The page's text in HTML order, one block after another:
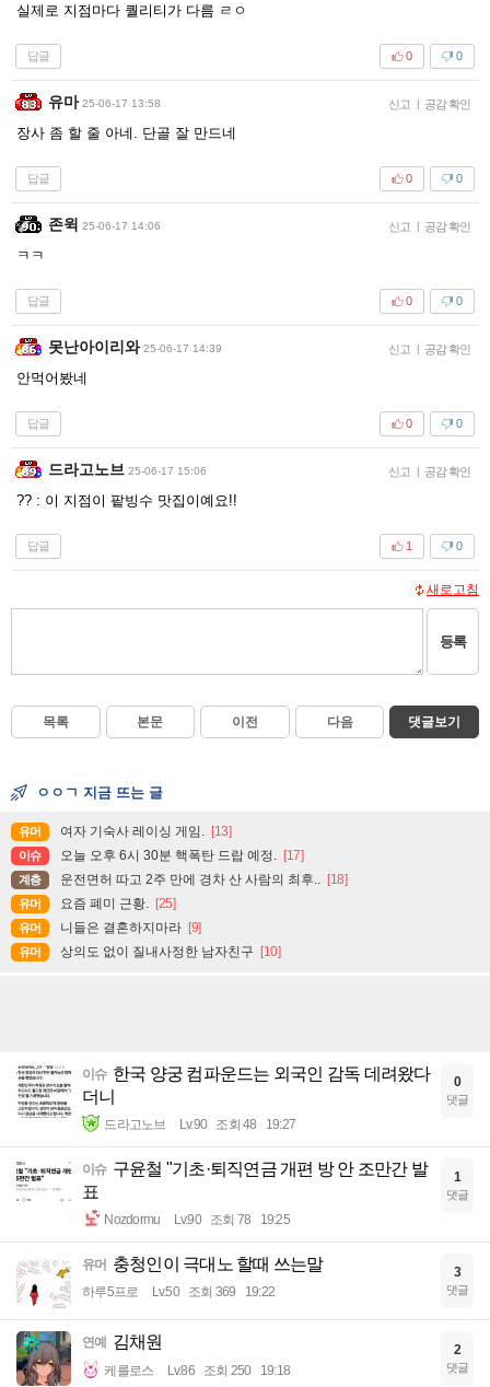
실제로 지점마다 퀄리티가 다름 ㄹㅇ
답글 0
0
유마 25-06-17 13:58 신고 | 공감 확인
장사 좀 할 줄 아네. 단골 잘 만드네
답글 0
0
존윅 25-06-17 14:06 신고 | 공감 확인
ㅋㅋ
답글 0
0
못난아이리와 25-06-17 14:39 신고 | 공감 확인
안먹어봤네
답글 0
0
드라고노브 25-06-17 15:06 신고 | 공감 확인
?? : 이 지점이 팥빙수 맛집이예요!!
답글 0
1
새로고침
등록
목록 본문 이전 다음 댓글보기
ㅇㅇㄱ 지금 뜨는 글
유머 여자 기숙사 레이싱 게임. [13]
이슈 오늘 오후 6시 30분 핵폭탄 드랍 예정. [17]
계층 운전면허 따고 2주 만에 경차 산 사람의 최후.. [18]
유머 요즘 폐미 근황. [25]
유머 니들은 결혼하지마라 [9]
유머 상의도 없이 질내사정한 남자친구 [10]
이슈 한국 양궁 컴파운드는 외국인 감독 데려왔다
더니
드라고노브 Lv.90 조회 48 19:27
0
댓글
이슈 구윤철 "기초·퇴직연금 개편 방 안 조만간 발
표
Nozdormu Lv.90 조회 78 19:25
1
댓글
유머 충청인이 극대노 할때 쓰는말
하루5프로 Lv.50 조회 369 19:22
3
댓글
연예 김채원
케를로스 Lv.86 조회 250 19:18
2
댓글